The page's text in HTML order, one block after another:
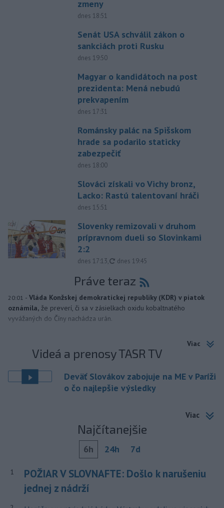
zmeny
dnes 18:51
Senát USA schválil zákon o
sankciách proti Rusku
dnes 19:50
Magyar o kandidátoch na post
prezidenta: Mená nebudú
prekvapením
dnes 17:31
Románsky palác na Spišskom
hrade sa podarilo staticky
zabezpečiť
dnes 18:00
Slováci získali vo Vichy bronz,
Lacko: Rastú talentovaní hráči
dnes 15:51
Slovenky remizovali v druhom
prípravnom dueli so Slovinkami
2:2
dnes 17:13, aktualizované
dnes 19:45
Práve teraz
20:01 - Vláda Konžskej demokratickej republiky (KDR) v piatok
oznámila, že preverí, či sa v zásielkach oxidu kobaltnatého
vyvážaných do Číny nachádza urán.
Viac
Videá a prenosy TASR TV
Deväť Slovákov zabojuje na ME v Paríži
o čo najlepšie výsledky
Viac
Najčítanejšie
6h 24h 7d
1
POŽIAR V SLOVNAFTE: Došlo k narušeniu
jednej z nádrží